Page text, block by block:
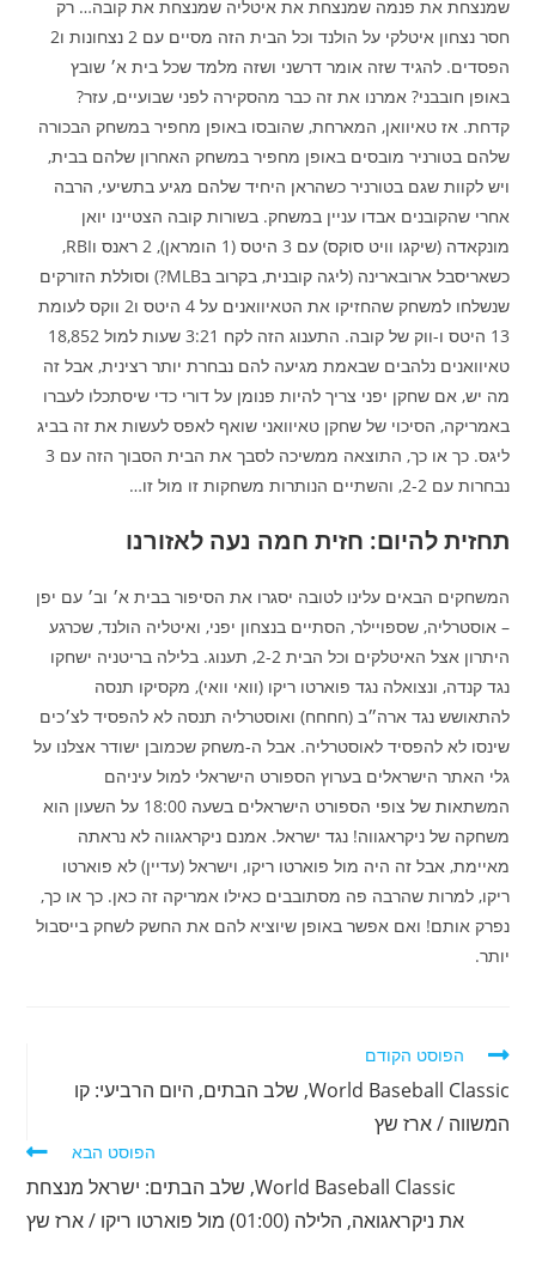
שמנצחת את פנמה שמנצחת את איטליה שמנצחת את קובה… רק
חסר נצחון איטלקי על הולנד וכל הבית הזה מסיים עם 2 נצחונות ו2
הפסדים. להגיד שזה אומר דרשני ושזה מלמד שכל בית א׳ שובץ
באופן חובבני? אמרנו את זה כבר מהסקירה לפני שבועיים, עזר?
קדחת. אז טאיוואן, המארחת, שהובסו באופן מחפיר במשחק הבכורה
שלהם בטורניר מובסים באופן מחפיר במשחק האחרון שלהם בבית,
ויש לקוות שגם בטורניר כשהראן היחיד שלהם מגיע בתשיעי, הרבה
אחרי שהקובנים אבדו עניין במשחק. בשורות קובה הצטיינו יואן
מונקאדה (שיקגו וויט סוקס) עם 3 היטס (1 הומראן), 2 ראנס וRBI,
כשאריסבל ארובארינה (ליגה קובנית, בקרוב בMLB?) וסוללת הזורקים
שנשלחו למשחק שהחזיקו את הטאיוואנים על 4 היטס ו2 ווקס לעומת
13 היטס ו-ווק של קובה. התענוג הזה לקח 3:21 שעות למול 18,852
טאיוואנים נלהבים שבאמת מגיעה להם נבחרת יותר רצינית, אבל זה
מה יש, אם שחקן יפני צריך להיות פנומן על דורי כדי שיסתכלו לעברו
באמריקה, הסיכוי של שחקן טאיוואני שואף לאפס לעשות את זה בביג
ליגס. כך או כך, התוצאה ממשיכה לסבך את הבית הסבוך הזה עם 3
נבחרות עם 2-2, והשתיים הנותרות משחקות זו מול זו…
תחזית להיום: חזית חמה נעה לאזורנו
המשחקים הבאים עלינו לטובה יסגרו את הסיפור בבית א׳ וב׳ עם יפן
– אוסטרליה, שספויילר, הסתיים בנצחון יפני, ואיטליה הולנד, שכרגע
היתרון אצל האיטלקים וכל הבית 2-2, תענוג. בלילה בריטניה ישחקו
נגד קנדה, ונצואלה נגד פוארטו ריקו (וואי וואי), מקסיקו תנסה
להתאושש נגד ארה״ב (חחחח) ואוסטרליה תנסה לא להפסיד לצ׳כים
שינסו לא להפסיד לאוסטרליה. אבל ה-משחק שכמובן ישודר אצלנו על
גלי האתר הישראלים בערוץ הספורט הישראלי למול עיניהם
המשתאות של צופי הספורט הישראלים בשעה 18:00 על השעון הוא
משחקה של ניקראגווה! נגד ישראל. אמנם ניקראגווה לא נראתה
מאיימת, אבל זה היה מול פוארטו ריקו, וישראל (עדיין) לא פוארטו
ריקו, למרות שהרבה פה מסתובבים כאילו אמריקה זה כאן. כך או כך,
נפרק אותם! ואם אפשר באופן שיוציא להם את החשק לשחק בייסבול
יותר.
לקרוא
מאמרים
נוספים
הפוסט הקודם
World Baseball Classic, שלב הבתים, היום הרביעי: קו
המשווה / ארז שץ
הפוסט הבא
World Baseball Classic, שלב הבתים: ישראל מנצחת
את ניקראגואה, הלילה (01:00) מול פוארטו ריקו / ארז שץ